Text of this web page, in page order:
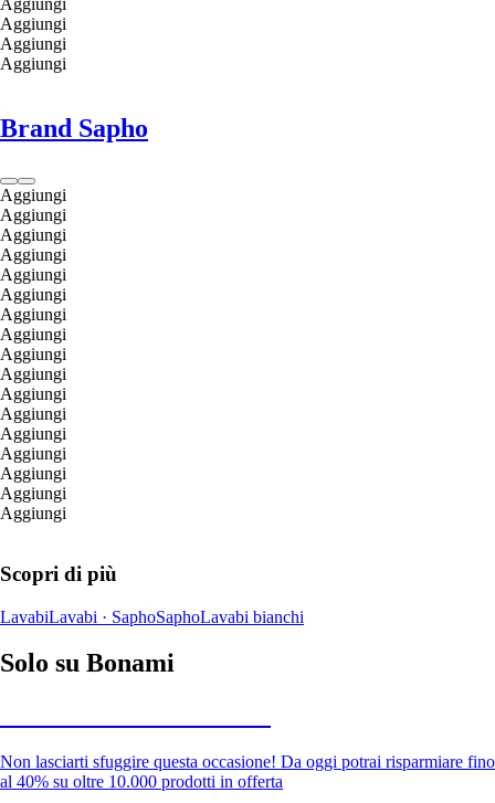
Aggiungi
Aggiungi
Aggiungi
Aggiungi
Brand Sapho
Aggiungi
Aggiungi
Aggiungi
Aggiungi
Aggiungi
Aggiungi
Aggiungi
Aggiungi
Aggiungi
Aggiungi
Aggiungi
Aggiungi
Aggiungi
Aggiungi
Aggiungi
Aggiungi
Aggiungi
Scopri di più
LavabiLavabi · SaphoSaphoLavabi bianchi
Solo su Bonami
Non lasciarti sfuggire questa occasione! Da oggi potrai risparmiare fino
al 40% su oltre 10.000 prodotti in offerta